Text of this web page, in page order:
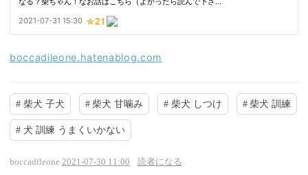
boccadileone.hatenablog.com
# 柴犬 子犬 # 柴犬 甘噛み # 柴犬 しつけ # 柴犬 訓練
# 犬 訓練 うまくいかない
boccadileone 2021-07-30 11:00 読者になる